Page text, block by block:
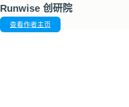
Runwise 创研院
查看作者主页